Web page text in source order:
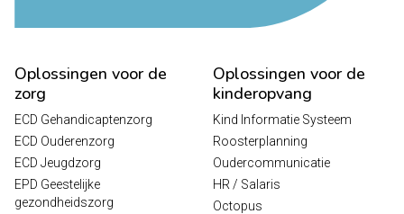
Oplossingen voor de
zorg
ECD Gehandicaptenzorg
ECD Ouderenzorg
ECD Jeugdzorg
EPD Geestelijke
gezondheidszorg
Oplossingen voor de
kinderopvang
Kind Informatie Systeem
Roosterplanning
Oudercommunicatie
HR / Salaris
Octopus